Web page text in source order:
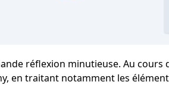
réflexion minutieuse. Au cours
en traitant notamment les